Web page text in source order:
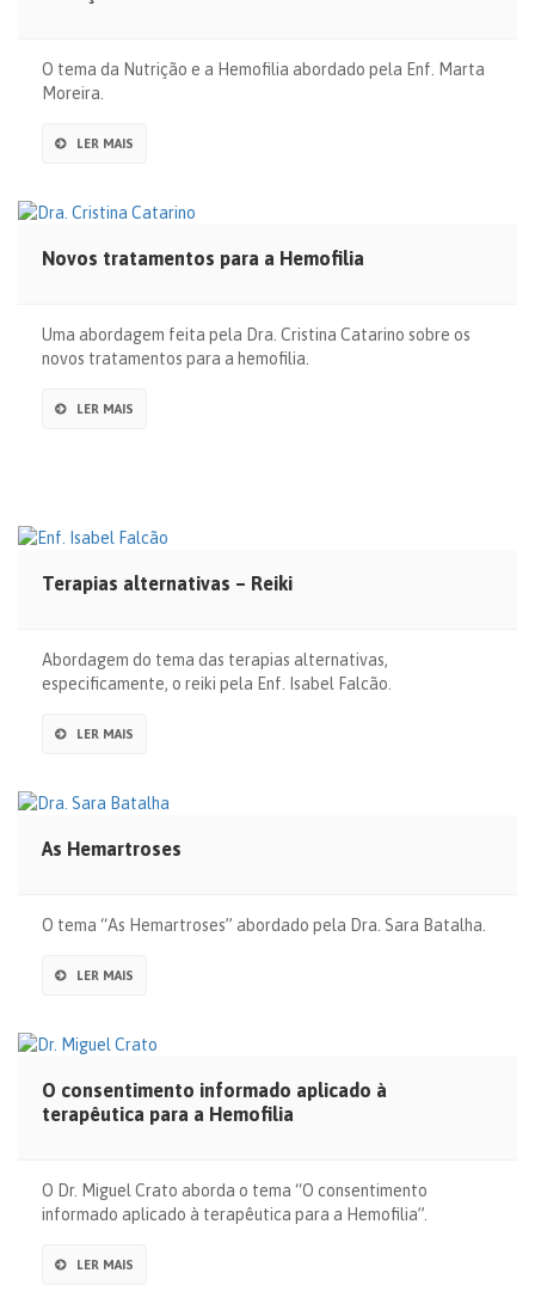
O tema da Nutrição e a Hemofilia abordado pela Enf. Marta
Moreira.
LER MAIS
Novos tratamentos para a Hemofilia
Uma abordagem feita pela Dra. Cristina Catarino sobre os
novos tratamentos para a hemofilia.
LER MAIS
Terapias alternativas – Reiki
Abordagem do tema das terapias alternativas,
especificamente, o reiki pela Enf. Isabel Falcão.
LER MAIS
As Hemartroses
O tema “As Hemartroses” abordado pela Dra. Sara Batalha.
LER MAIS
O consentimento informado aplicado à
terapêutica para a Hemofilia
O Dr. Miguel Crato aborda o tema “O consentimento
informado aplicado à terapêutica para a Hemofilia”.
LER MAIS